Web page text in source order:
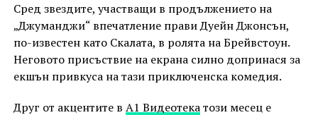
Сред звездите, участващи в продължението на
„Джуманджи“ впечатление прави Дуейн Джонсън,
по-известен като Скалата, в ролята на Брейвстоун.
Неговото присъствие на екрана силно допринася за
екшън привкуса на тази приключенска комедия.
Друг от акцентите в А1 Видеотекатози месец е